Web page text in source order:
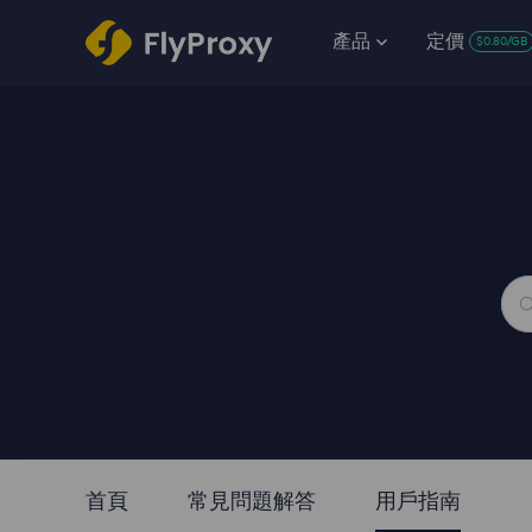
產品 定價 $0.80/GB
首頁 常見問題解答 用戶指南